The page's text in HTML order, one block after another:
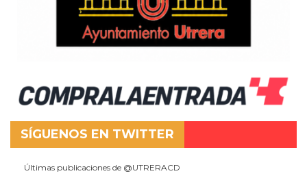
SÍGUENOS EN TWITTER
Últimas publicaciones de @UTRERACD